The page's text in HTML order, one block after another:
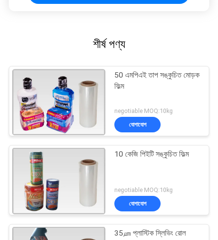
শীর্ষ পণ্য
50 এমপিএই তাপ সঙ্কুচিত মোড়ক
ফিল্ম
negotiable MOQ:10kg
যোগাযোগ
10 কেজি পিইটি সঙ্কুচিত ফিল্ম
negotiable MOQ:10kg
যোগাযোগ
35㎛ প্লাস্টিক স্লিভিং রোল